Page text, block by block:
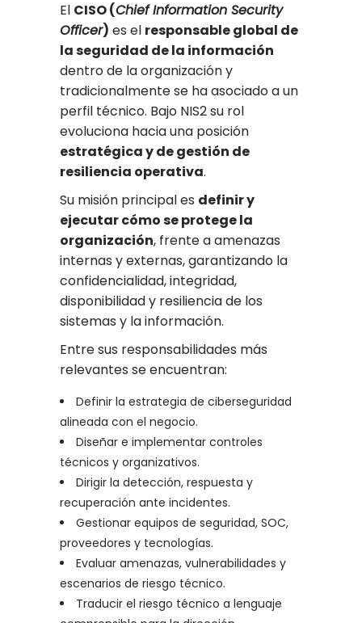
El CISO (Chief Information Security
Officer) es el responsable global de
la seguridad de la información
dentro de la organización y
tradicionalmente se ha asociado a un
perfil técnico. Bajo NIS2 su rol
evoluciona hacia una posición
estratégica y de gestión de
resiliencia operativa.
Su misión principal es definir y
ejecutar cómo se protege la
organización, frente a amenazas
internas y externas, garantizando la
confidencialidad, integridad,
disponibilidad y resiliencia de los
sistemas y la información.
Entre sus responsabilidades más
relevantes se encuentran:
Definir la estrategia de ciberseguridad
alineada con el negocio.
Diseñar e implementar controles
técnicos y organizativos.
Dirigir la detección, respuesta y
recuperación ante incidentes.
Gestionar equipos de seguridad, SOC,
proveedores y tecnologías.
Evaluar amenazas, vulnerabilidades y
escenarios de riesgo técnico.
Traducir el riesgo técnico a lenguaje